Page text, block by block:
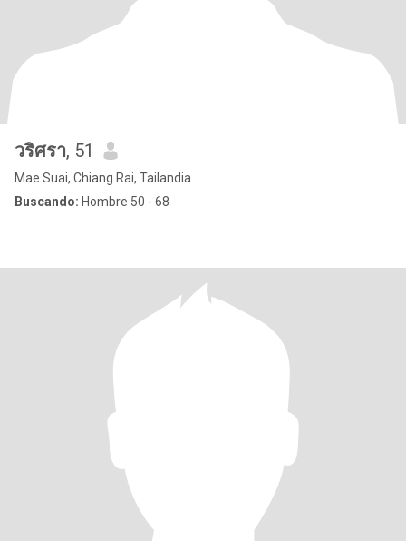
วริศรา, 51
Mae Suai, Chiang Rai, Tailandia
Buscando: Hombre 50 - 68